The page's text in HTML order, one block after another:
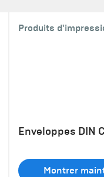
Produits
Enveloppes DIN
Montrer